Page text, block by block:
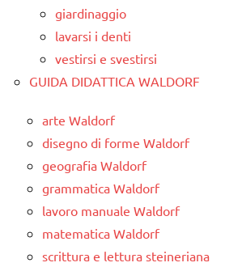
giardinaggio
lavarsi i denti
vestirsi e svestirsi
GUIDA DIDATTICA WALDORF
arte Waldorf
disegno di forme Waldorf
geografia Waldorf
grammatica Waldorf
lavoro manuale Waldorf
matematica Waldorf
scrittura e lettura steineriana